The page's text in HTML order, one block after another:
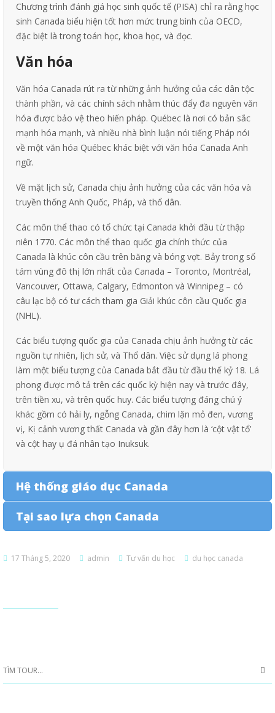
Chương trình đánh giá học sinh quốc tế (PISA) chỉ ra rằng học
sinh Canada biểu hiện tốt hơn mức trung bình của OECD,
đặc biệt là trong toán học, khoa học, và đọc.
Văn hóa
Văn hóa Canada rút ra từ những ảnh hưởng của các dân tộc
thành phần, và các chính sách nhằm thúc đẩy đa nguyên văn
hóa được bảo vệ theo hiến pháp. Québec là nơi có bản sắc
mạnh hóa mạnh, và nhiều nhà bình luận nói tiếng Pháp nói
về một văn hóa Québec khác biệt với văn hóa Canada Anh
ngữ.
Về mặt lịch sử, Canada chịu ảnh hưởng của các văn hóa và
truyền thống Anh Quốc, Pháp, và thổ dân.
Các môn thể thao có tổ chức tại Canada khởi đầu từ thập
niên 1770. Các môn thể thao quốc gia chính thức của
Canada là khúc côn cầu trên băng và bóng vợt. Bảy trong số
tám vùng đô thị lớn nhất của Canada – Toronto, Montréal,
Vancouver, Ottawa, Calgary, Edmonton và Winnipeg – có
câu lạc bộ có tư cách tham gia Giải khúc côn cầu Quốc gia
(NHL).
Các biểu tượng quốc gia của Canada chịu ảnh hưởng từ các
nguồn tự nhiên, lịch sử, và Thổ dân. Việc sử dụng lá phong
làm một biểu tượng của Canada bắt đầu từ đầu thế kỷ 18. Lá
phong được mô tả trên các quốc kỳ hiện nay và trước đây,
trên tiền xu, và trên quốc huy. Các biểu tượng đáng chú ý
khác gồm có hải ly, ngỗng Canada, chim lặn mỏ đen, vương
vị, Kị cảnh vương thất Canada và gần đây hơn là ‘cột vật tổ’
và cột hay ụ đá nhân tạo Inuksuk.
Hệ thống giáo dục Canada
Tại sao lựa chọn Canada
17 Tháng 5, 2020 admin Tư vấn du học du học canada